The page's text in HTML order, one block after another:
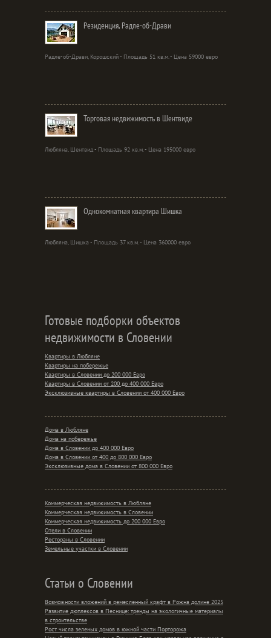
Резиденция, Радле-об-Драви
Радле-об-Драви, Корошский - Площадь 51 кв.м. - Цена 59000 евро
Торговая недвижимость в Шентвиде
Любляна, Шентвид - Площадь 92 кв.м. - Цена 195000 евро
Однокомнатная квартира Шишка
Любляна, Шишка - Площадь 37 кв.м. - Цена 360000 евро
Готовые подборки объектов
недвижимости в Словении
Квартиры в Любляне
Квартиры на побережье
Квартиры в Словении до 200 000 Евро
Квартиры в Словении от 200 до 400 000 Евро
Эксклюзивные квартиры в Словении от 400 000 Евро
Дома в Любляне
Дома на побережье
Дома в Словении до 400 000 Евро
Дома в Словении от 400 до 800 000 Евро
Эксклюзивные дома в Словении от 800 000 Евро
Коммерческая недвижимость в Любляне
Коммерческая недвижимость в Словении
Коммерческая недвижимость до 200 000 Евро
Отели в Словении
Рестораны в Словении
Земельные участки в Словении
Статьи о Словении
Возможности вложений в ремесленный крафт в Рожна долине 2025
Развитие дюплексов в Песнице: тренды на экологичные материалы
в строительстве
Рост числа зеленых домов в южной части Порторожа